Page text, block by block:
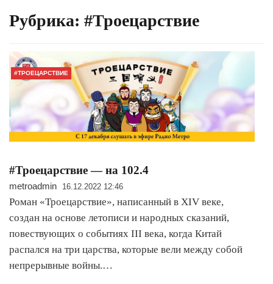
Рубрика: #Троецарствие
#ТРОЕЦАРСТВИЕ
#Троецарствие — на 102.4
metroadmin 16.12.2022 12:46
Роман «Троецарствие», написанный в XIV веке,
создан на основе летописи и народных сказаний,
повествующих о событиях III века, когда Китай
распался на три царства, которые вели между собой
непрерывные войны.…